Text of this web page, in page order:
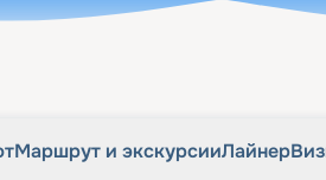
Маршрут и экскурсииЛайнер